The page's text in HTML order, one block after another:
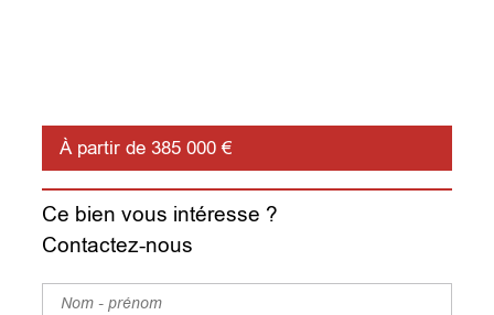
À partir de 385 000 €
Ce bien vous intéresse ?
Contactez-nous